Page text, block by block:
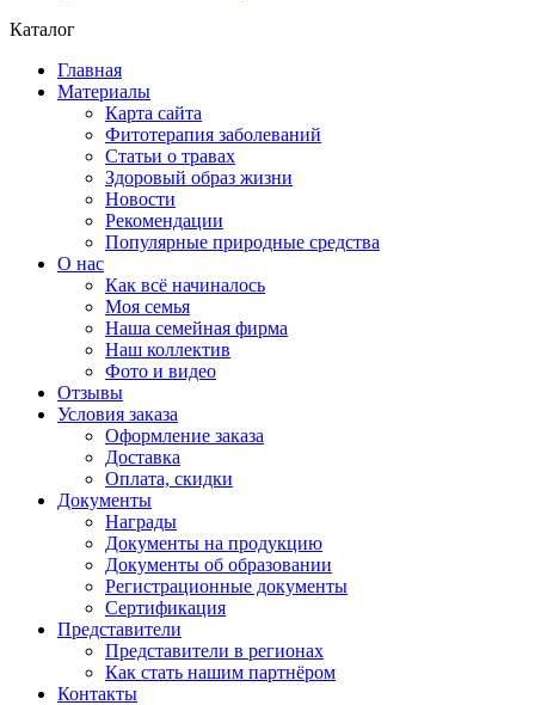
Каталог
Главная
Материалы
Карта сайта
Фитотерапия заболеваний
Статьи о травах
Здоровый образ жизни
Новости
Рекомендации
Популярные природные средства
О нас
Как всё начиналось
Моя семья
Наша семейная фирма
Наш коллектив
Фото и видео
Отзывы
Условия заказа
Оформление заказа
Доставка
Оплата, скидки
Документы
Награды
Документы на продукцию
Документы об образовании
Регистрационные документы
Сертификация
Представители
Представители в регионах
Как стать нашим партнёром
Контакты